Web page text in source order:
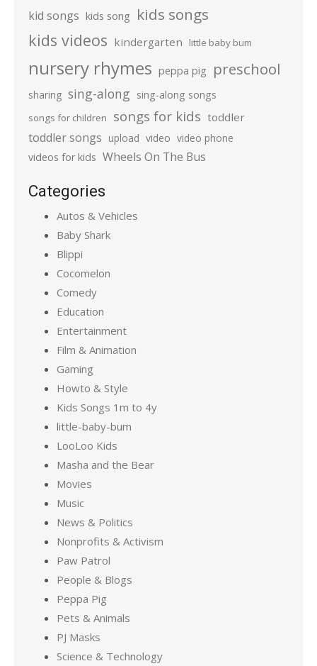
kid songs kids song kids songs
kids videos kindergarten little baby bum
nursery rhymes peppa pig preschool
sharing sing-along sing-along songs
songs for children songs for kids toddler
toddler songs upload video video phone
videos for kids Wheels On The Bus
Categories
Autos & Vehicles
Baby Shark
Blippi
Cocomelon
Comedy
Education
Entertainment
Film & Animation
Gaming
Howto & Style
Kids Songs 1m to 4y
little-baby-bum
LooLoo Kids
Masha and the Bear
Movies
Music
News & Politics
Nonprofits & Activism
Paw Patrol
People & Blogs
Peppa Pig
Pets & Animals
PJ Masks
Science & Technology